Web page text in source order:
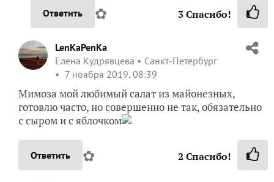
Ответить ✿ 3Спасибо!
LenKaPenKa
Елена Кудрявцева
Санкт-Петербург
7 ноября 2019, 08:39
Мимоза мой любимый салат из майонезных,
готовлю часто, но совершенно не так, обязательно
с сыром и с яблочком
Ответить ✿ 2 Спасибо!